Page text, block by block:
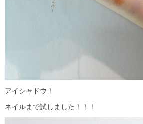
アイシャドウ！
ネイルまで試しました！！！